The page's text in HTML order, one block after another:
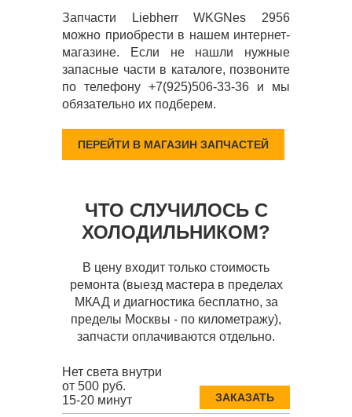
Запчасти Liebherr WKGNes 2956
можно приобрести в нашем интернет-
магазине. Если не нашли нужные
запасные части в каталоге, позвоните
по телефону +7(925)506-33-36 и мы
обязательно их подберем.
ПЕРЕЙТИ В МАГАЗИН ЗАПЧАСТЕЙ
ЧТО СЛУЧИЛОСЬ С
ХОЛОДИЛЬНИКОМ?
В цену входит только стоимость
ремонта (выезд мастера в пределах
МКАД и диагностика бесплатно, за
пределы Москвы - по километражу),
запчасти оплачиваются отдельно.
Нет света внутри
от 500 руб.
15-20 минут
ЗАКАЗАТЬ